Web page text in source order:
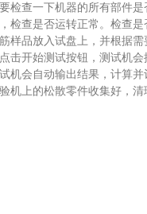
查一下机器的所有部件是
查是否运转正常。检查是
品放入试盘上，并根据需
开始测试按钮，测试机会
会自动输出结果，计算并
上的松散零件收集好，清